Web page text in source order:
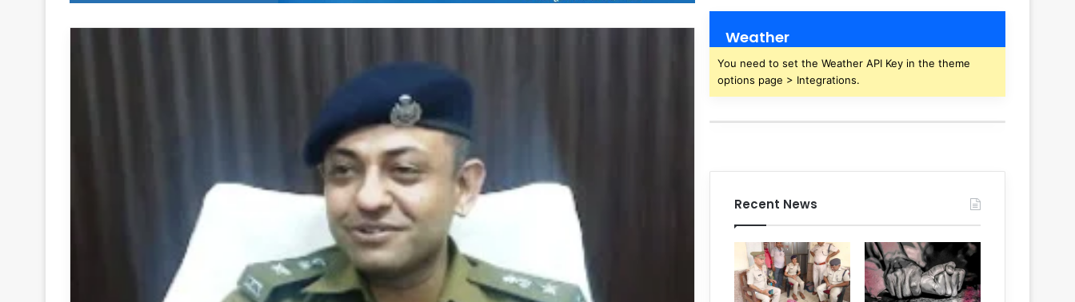
Weather
You need to set the Weather API Key in the theme
options page > Integrations.
Recent News